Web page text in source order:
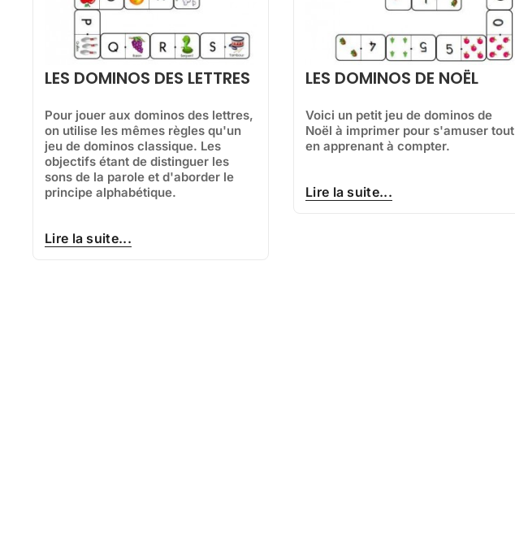
LES DOMINOS DES LETTRES
Pour jouer aux dominos des lettres,
on utilise les mêmes règles qu'un
jeu de dominos classique. Les
objectifs étant de distinguer les
sons de la parole et d'aborder le
principe alphabétique.
Lire la suite...
LES DOMINOS DE NOËL
Voici un petit jeu de dominos de
Noël à imprimer pour s'amuser tout
en apprenant à compter.
Lire la suite...